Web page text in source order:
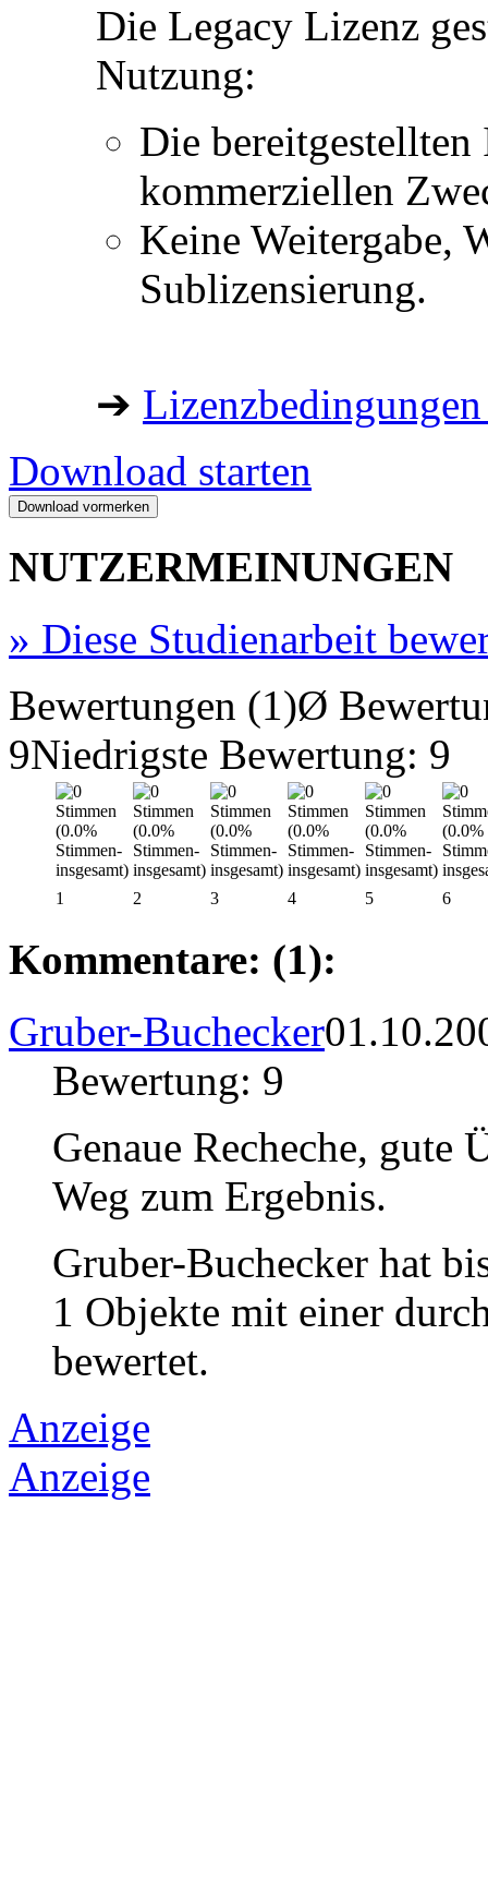
Die Legacy Lizenz
Nutzung:
Die
kommerziellen
Keine Weitergabe,
Sublizensierung.
➔
Download starten
NUTZERMEINUNGEN
» Diese Studienarbeit
Bewertungen (1)Ø
9Niedrigste Bewertung: 9
1 2 3 4 5 6
Kommentare: (1):
Gruber-Buchecker
Bewertung: 9
Genaue Recheche, gute
Weg zum Ergebnis.
Gruber-Buchecker hat
1 Objekte mit einer
bewertet.
Anzeige
Anzeige